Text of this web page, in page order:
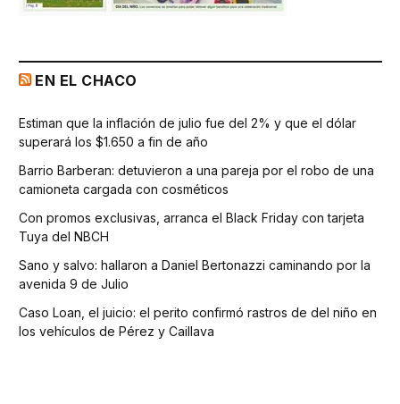
EN EL CHACO
Estiman que la inflación de julio fue del 2% y que el dólar
superará los $1.650 a fin de año
Barrio Barberan: detuvieron a una pareja por el robo de una
camioneta cargada con cosméticos
Con promos exclusivas, arranca el Black Friday con tarjeta
Tuya del NBCH
Sano y salvo: hallaron a Daniel Bertonazzi caminando por la
avenida 9 de Julio
Caso Loan, el juicio: el perito confirmó rastros de del niño en
los vehículos de Pérez y Caillava